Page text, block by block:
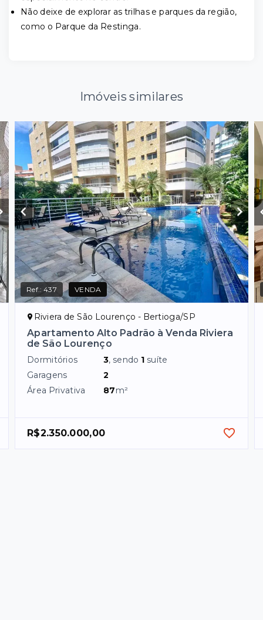
Não deixe de explorar as trilhas e parques da região,
como o Parque da Restinga.
Imóveis similares
Ref.:437 VENDA
Riviera de São Lourenço - Bertioga/SP
Apartamento Alto Padrão à Venda Riviera
de São Lourenço
Dormitórios 3, sendo 1 suíte
Garagens
2
Área Privativa
87m²
R$2.350.000,00